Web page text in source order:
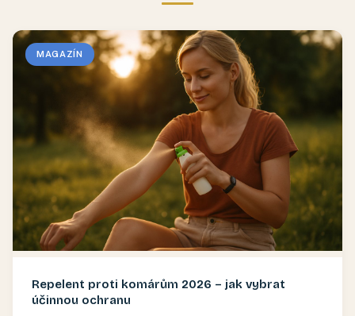
MAGAZÍN
Repelent proti komárům 2026 – jak vybrat
účinnou ochranu